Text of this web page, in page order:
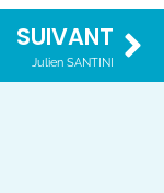
SUIVANT
Julien SANTINI